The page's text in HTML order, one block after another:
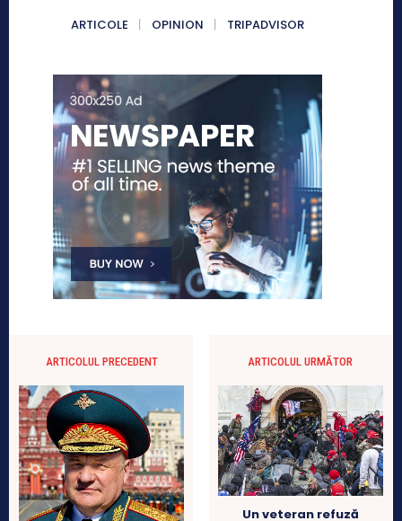
ARTICOLE OPINION TRIPADVISOR
ARTICOLUL PRECEDENT ARTICOLUL URMĂTOR
Un veteran refuză